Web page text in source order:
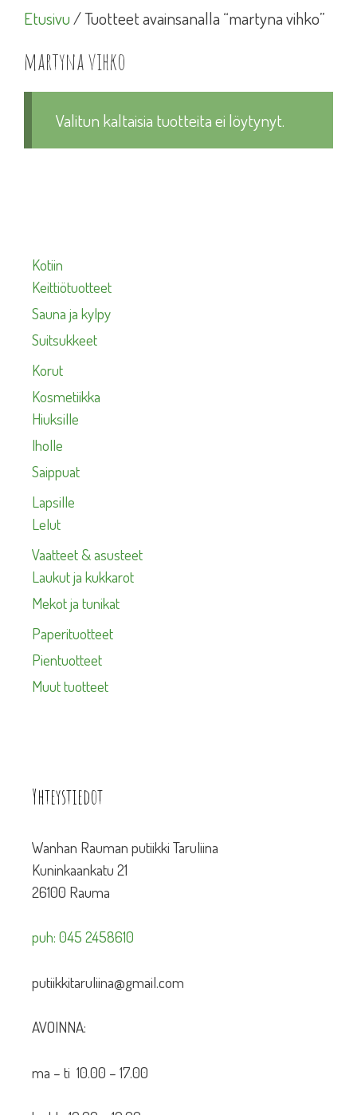
Etusivu/ Tuotteet avainsanalla “martyna vihko”
martyna vihko
Valitun kaltaisia tuotteita ei löytynyt.
Kotiin
Keittiötuotteet
Sauna ja kylpy
Suitsukkeet
Korut
Kosmetiikka
Hiuksille
Iholle
Saippuat
Lapsille
Lelut
Vaatteet & asusteet
Laukut ja kukkarot
Mekot ja tunikat
Paperituotteet
Pientuotteet
Muut tuotteet
Yhteystiedot
Wanhan Rauman putiikki Taruliina
Kuninkaankatu 21
26100 Rauma
puh: 045 2458610
putiikkitaruliina@gmail.com
AVOINNA:
ma – ti 10.00 – 17.00